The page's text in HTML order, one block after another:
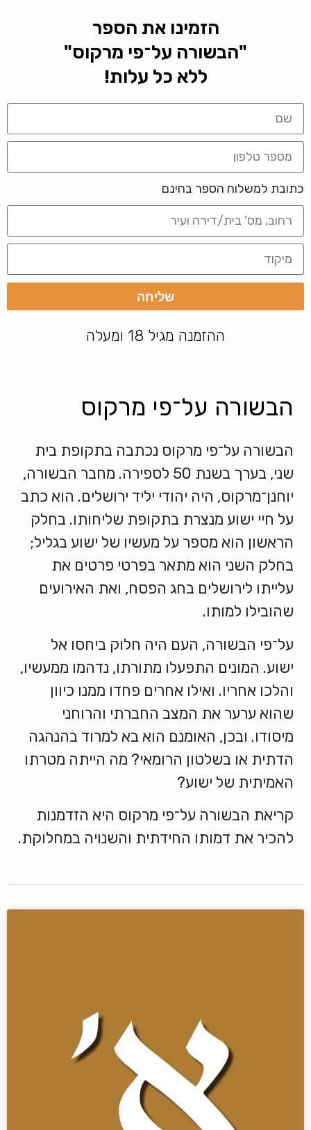
הזמינו את הספר
"הבשורה על־פי מרקוס"
ללא כל עלות!
כתובת למשלוח הספר בחינם
שליחה
ההזמנה מגיל 18 ומעלה
הבשורה על־פי מרקוס
הבשורה על־פי מרקוס נכתבה בתקופת בית
שני, בערך בשנת 50 לספירה. מחבר הבשורה,
יוחנן־מרקוס, היה יהודי יליד ירושלים. הוא כתב
על חיי ישוע מנצרת בתקופת שליחותו. בחלק
הראשון הוא מספר על מעשיו של ישוע בגליל;
בחלק השני הוא מתאר בפרטי פרטים את
עלייתו לירושלים בחג הפסח, ואת האירועים
שהובילו למותו.
על־פי הבשורה, העם היה חלוק ביחסו אל
ישוע. המונים התפעלו מתורתו, נדהמו ממעשיו,
והלכו אחריו. ואילו אחרים פחדו ממנו כיוון
שהוא ערער את המצב החברתי והרוחני
מיסודו. ובכן, האומנם הוא בא למרוד בהנהגה
הדתית או בשלטון הרומאי? מה הייתה מטרתו
האמיתית של ישוע?
קריאת הבשורה על־פי מרקוס היא הזדמנות
להכיר את דמותו החידתית והשנויה במחלוקת.